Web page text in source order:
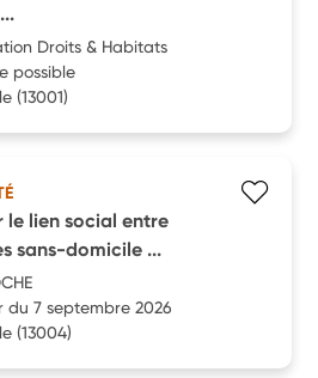
Droits & Habitats
possible
(13001)
le lien social entre
sans-domicile ...
du 7 septembre 2026
(13004)